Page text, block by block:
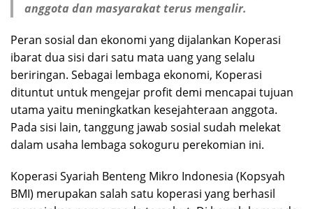
anggota dan masyarakat terus mengalir.
Peran sosial dan ekonomi yang dijalankan Koperasi
ibarat dua sisi dari satu mata uang yang selalu
beriringan. Sebagai lembaga ekonomi, Koperasi
dituntut untuk mengejar profit demi mencapai tujuan
utama yaitu meningkatkan kesejahteraan anggota.
Pada sisi lain, tanggung jawab sosial sudah melekat
dalam usaha lembaga sokoguru perekomian ini.
Koperasi Syariah Benteng Mikro Indonesia (Kopsyah
BMI) merupakan salah satu koperasi yang berhasil